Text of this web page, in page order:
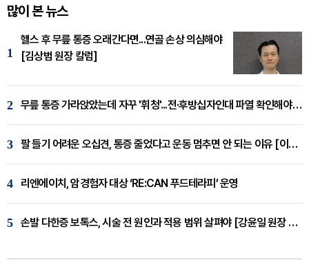
많이 본 뉴스
1
헬스 후 무릎 통증 오래간다면...연골 손상 의심해야
[김상범 원장 칼럼]
2 무릎 통증 가라앉았는데 자꾸 '휘청'...전·후방십자인대 파열 확인해야 [곽우경 원장 칼럼]
3 팔 들기 어려운 오십견, 통증 줄었다고 운동 멈추면 안 되는 이유 [이병욱 원장 칼럼]
4 리엔에이치, 암경험자 대상 ‘RE:CAN 푸드테라피’ 운영
5 손발 다한증 보톡스, 시술 전 원인과 적용 범위 살펴야 [강윤일 원장 칼럼]